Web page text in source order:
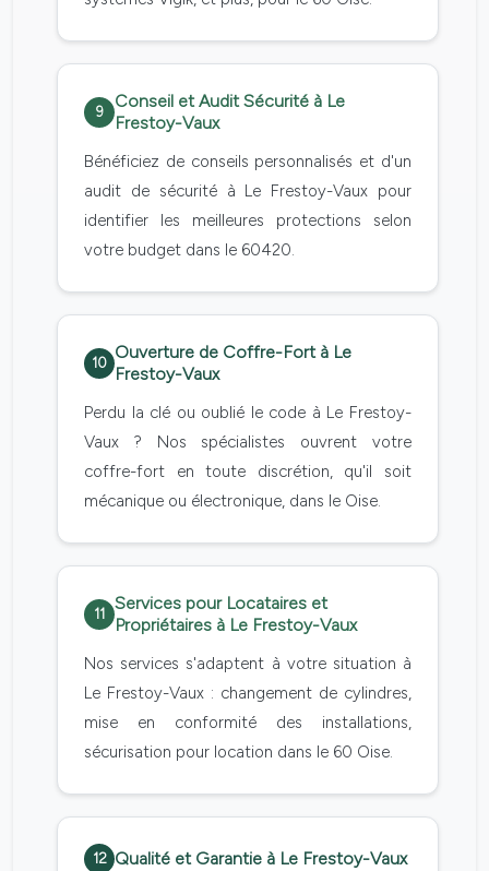
9
Conseil et Audit Sécurité à Le
Frestoy-Vaux
Bénéficiez de conseils personnalisés et d'un
audit de sécurité à Le Frestoy-Vaux pour
identifier les meilleures protections selon
votre budget dans le 60420.
10
Ouverture de Coffre-Fort à Le
Frestoy-Vaux
Perdu la clé ou oublié le code à Le Frestoy-
Vaux ? Nos spécialistes ouvrent votre
coffre-fort en toute discrétion, qu'il soit
mécanique ou électronique, dans le Oise.
11
Services pour Locataires et
Propriétaires à Le Frestoy-Vaux
Nos services s'adaptent à votre situation à
Le Frestoy-Vaux : changement de cylindres,
mise en conformité des installations,
sécurisation pour location dans le 60 Oise.
12 Qualité et Garantie à Le Frestoy-Vaux